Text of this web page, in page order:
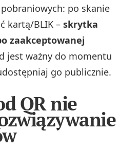
pobraniowych: po skanie
kartą/BLIK –skrytka
zaakceptowanej
jest ważny do momentu
go publicznie.
QR nie